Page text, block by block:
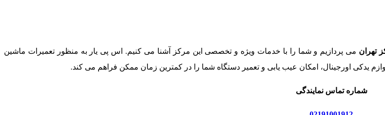
تهران می پردازیم و شما را با خدمات ویژه و تخصصی این مرکز آشنا می کنیم. اس پی یار به منظور تعمیرات ماشین
یدکی اورجینال، امکان عیب یابی و تعمیر دستگاه شما را در کمترین زمان ممکن فراهم می کند.
شماره تماس نمایندگی